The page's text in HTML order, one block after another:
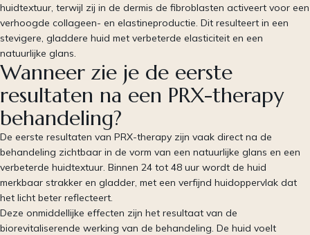
huidtextuur, terwijl zij in de dermis de fibroblasten activeert voor een
verhoogde collageen- en elastineproductie. Dit resulteert in een
stevigere, gladdere huid met verbeterde elasticiteit en een
natuurlijke glans.
Wanneer zie je de eerste
resultaten na een PRX-therapy
behandeling?
De eerste resultaten van PRX-therapy zijn vaak direct na de
behandeling zichtbaar in de vorm van een natuurlijke glans en een
verbeterde huidtextuur. Binnen 24 tot 48 uur wordt de huid
merkbaar strakker en gladder, met een verfijnd huidoppervlak dat
het licht beter reflecteert.
Deze onmiddellijke effecten zijn het resultaat van de
biorevitaliserende werking van de behandeling. De huid voelt